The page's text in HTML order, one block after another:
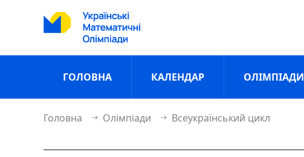
ГОЛОВНА КАЛЕНДАР ОЛІМПІАДИ
Головна Олімпіади Всеукраїнський цикл